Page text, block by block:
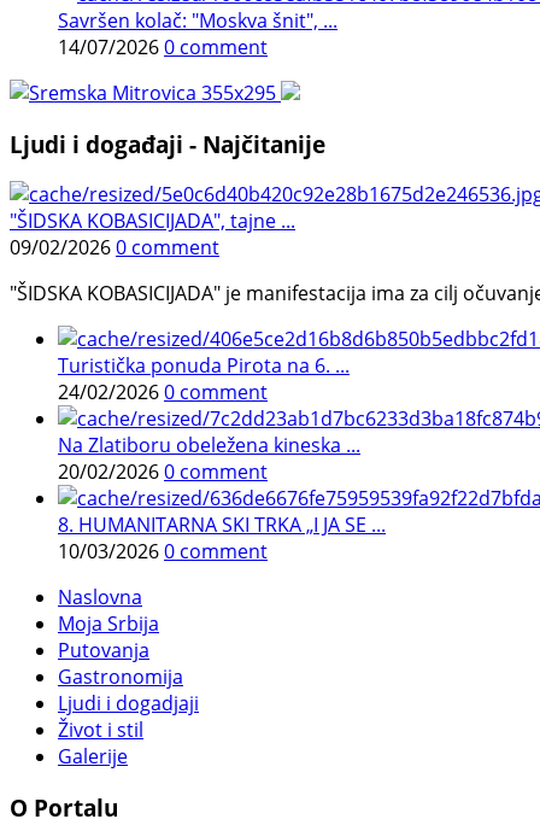
Savršen kolač: "Moskva šnit", ...
14/07/20260 comment
Ljudi i događaji - Najčitanije
"ŠIDSKA KOBASICIJADA", tajne ...
09/02/20260 comment
"ŠIDSKA KOBASICIJADA" je manifestacija ima za cilj
Turistička ponuda Pirota na 6. ...
24/02/20260 comment
Na Zlatiboru obeležena kineska ...
20/02/20260 comment
8. HUMANITARNA SKI TRKA „I JA SE ...
10/03/20260 comment
Naslovna
Moja Srbija
Putovanja
Gastronomija
Ljudi i dogadjaji
Život i stil
Galerije
O Portalu